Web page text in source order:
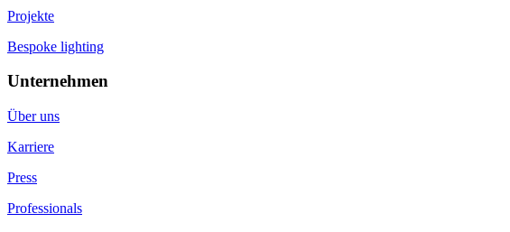
Projekte
Bespoke lighting
Unternehmen
Über uns
Karriere
Press
Professionals